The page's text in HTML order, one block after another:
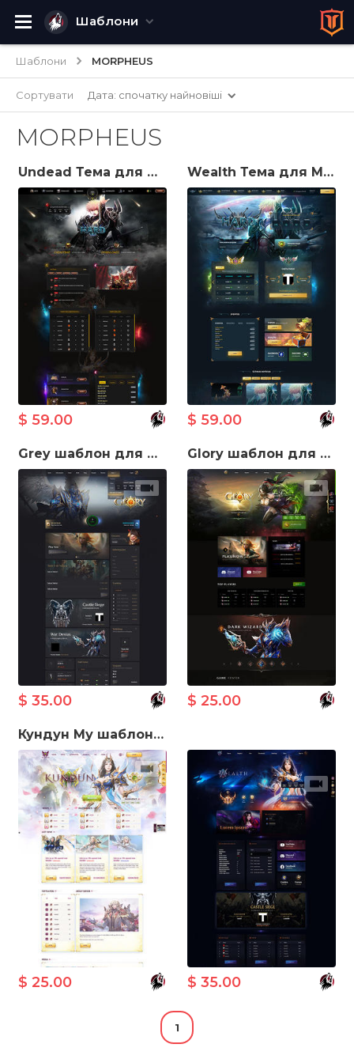
Шаблони
Шаблони MORPHEUS
Сортувати Дата: спочатку найновіші
MORPHEUS
Undead Тема для Morpheus MuWeb V6
$ 59.00
Wealth Тема для Morpheus MuWeb V6
$ 59.00
Grey шаблон для Morpheus MuWeb V5.3
$ 35.00
Glory шаблон для Morpheus MuWeb V5.3
$ 25.00
Кундун Му шаблон для Morpheus MuWeb V5.3
$ 25.00 $ 35.00
1